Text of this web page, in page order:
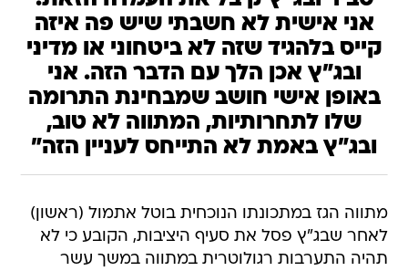
אני אישית לא חשבתי שיש פה איזה
קייס בלהגיד שזה לא ביטחוני או מדיני
ובג"ץ אכן הלך עם הדבר הזה. אני
באופן אישי חושב שמבחינת התרומה
שלו לתחרותיות, המתווה לא טוב,
ובג"ץ באמת לא התייחס לעניין הזה"
מתווה הגז במתכונתו הנוכחית בוטל אתמול (ראשון)
לאחר שבג"ץ פסל את סעיף היציבות, הקובע כי לא
תהיה התערבות רגולוטרית במתווה במשך עשר